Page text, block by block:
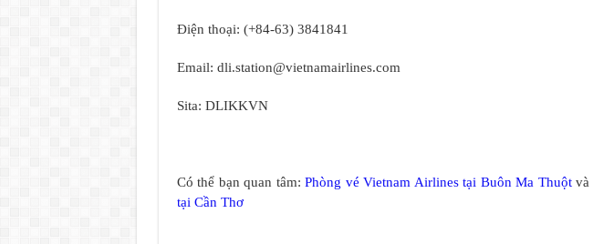
Điện thoại: (+84-63) 3841841
Email: dli.station@vietnamairlines.com
Sita: DLIKKVN
Có thể bạn quan tâm:Phòng vé Vietnam Airlines tại Buôn Ma Thuộtvà
tại Cần Thơ